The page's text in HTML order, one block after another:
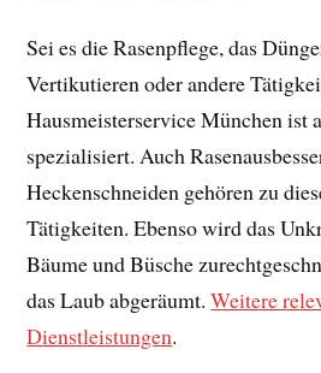
Sei es die Rasenpflege, das
Vertikutieren oder andere
Hausmeisterservice München ist
spezialisiert. Auch
Heckenschneiden gehören zu
Tätigkeiten. Ebenso wird das
Bäume und Büsche
das Laub abgeräumt.Weitere
Dienstleistungen.